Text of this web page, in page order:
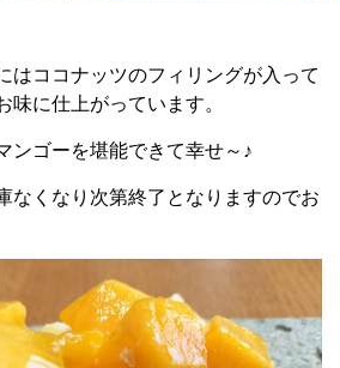
はココナッツのフィリングが入って
味に仕上がっています。
ンゴーを堪能できて幸せ～♪
なくなり次第終了となりますのでお